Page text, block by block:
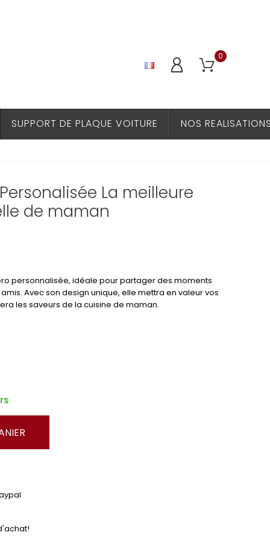
0
SUPPORT DE PLAQUE VOITURE NOS
La meilleure
de maman
personnalisée, idéale pour partager des moments
Avec son design unique, elle mettra en valeur vos
les saveurs de la cuisine de maman.